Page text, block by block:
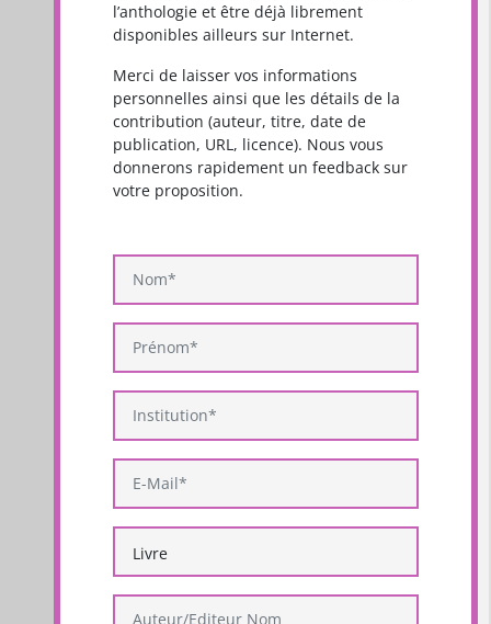
l’anthologie et être déjà librement
disponibles ailleurs sur Internet.
Merci de laisser vos informations
personnelles ainsi que les détails de la
contribution (auteur, titre, date de
publication, URL, licence). Nous vous
donnerons rapidement un feedback sur
votre proposition.